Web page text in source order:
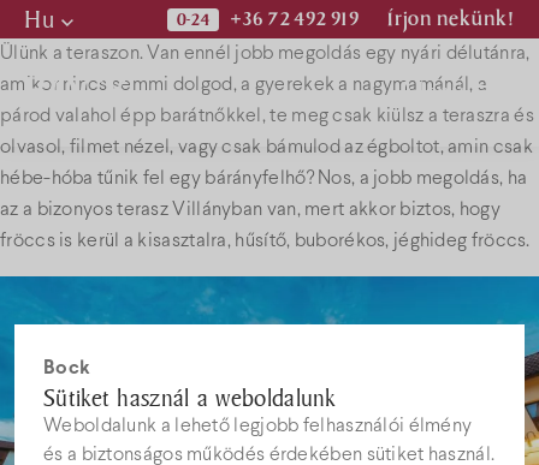
Bock
Sütiket használ a weboldalunk
Weboldalunk a lehető legjobb felhasználói élmény
és a biztonságos működés érdekében sütiket használ.
Hu
En
De
Hu +36 72 492 919 Írjon nekünk!
Menü
Ülünk a teraszon. Van ennél jobb megoldás egy nyári délutánra,
amikor nincs semmi dolgod, a gyerekek a nagymamánál, a
párod valahol épp barátnőkkel, te meg csak kiülsz a teraszra és
olvasol, filmet nézel, vagy csak bámulod az égboltot, amin csak
hébe-hóba tűnik fel egy bárányfelhő? Nos, a jobb megoldás, ha
az a bizonyos terasz Villányban van, mert akkor biztos, hogy
fröccs is kerül a kisasztalra, hűsítő, buborékos, jéghideg fröccs.
Programok
Kiadványok
Hírek
Állásajánlatok